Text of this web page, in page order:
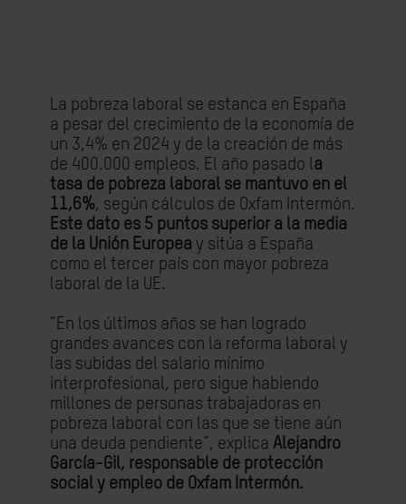
La pobreza laboral se estanca en España
a pesar del crecimiento de la economía de
un 3,4% en 2024 y de la creación de más
de 400.000 empleos. El año pasado la
tasa de pobreza laboral se mantuvo en el
11,6%, según cálculos de Oxfam Intermón.
Este dato es 5 puntos superior a la media
de la Unión Europea y sitúa a España
como el tercer país con mayor pobreza
laboral de la UE.
“En los últimos años se han logrado
grandes avances con la reforma laboral y
las subidas del salario mínimo
interprofesional, pero sigue habiendo
millones de personas trabajadoras en
pobreza laboral con las que se tiene aún
una deuda pendiente”, explica Alejandro
García-Gil, responsable de protección
social y empleo de Oxfam Intermón.